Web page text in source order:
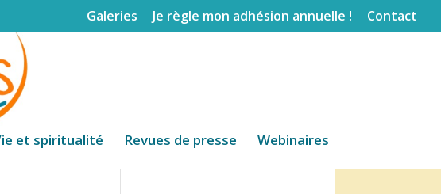
Galeries Je règle mon adhésion annuelle ! Contact
et spiritualité Revues de presse Webinaires